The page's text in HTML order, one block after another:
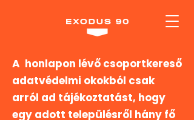
A honlapon lévő csoportkereső
adatvédelmi okokból csak
arról ad tájékoztatást, hogy
egy adott településről hány fő